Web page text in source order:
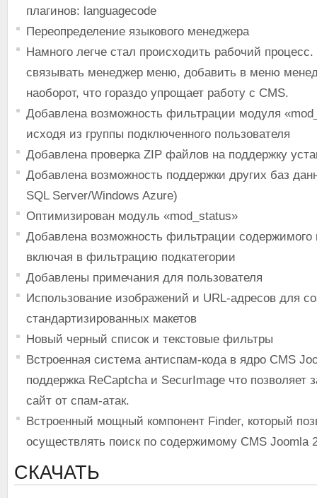
плагинов: languagecode
Переопределение языкового менеджера
Намного легче стал происходить рабочий
связывать менеджер меню, добавить в меню
наоборот, что гораздо упрощает работу с CMS.
Добавлена возможность фильтрации модуля
исходя из группы подключенного пользователя
Добавлена проверка ZIP файлов на поддержку
Добавлена возможность поддержки других баз
SQL Server/Windows Azure)
Оптимизирован модуль «mod_status»
Добавлена возможность фильтрации содержимого
включая в фильтрацию подкатегории
Добавлены примечания для пользователя
Использование изображений и URL-адресов для
стандартизированных макетов
Новый черный список и текстовые фильтры
Встроенная система антиспам-кода в ядро CMS
поддержка ReCaptcha и SecurImage что позволяет
сайт от спам-атак.
Встроенный мощный компонент Finder, который
осуществлять поиск по содержимому CMS Joomla
СКАЧАТЬ